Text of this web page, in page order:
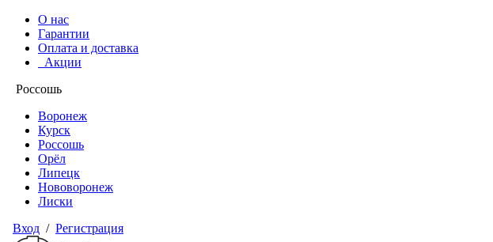
О нас
Гарантии
Оплата и доставка
Акции
Россошь
Воронеж
Курск
Россошь
Орёл
Липецк
Нововоронеж
Лиски
Вход / Регистрация